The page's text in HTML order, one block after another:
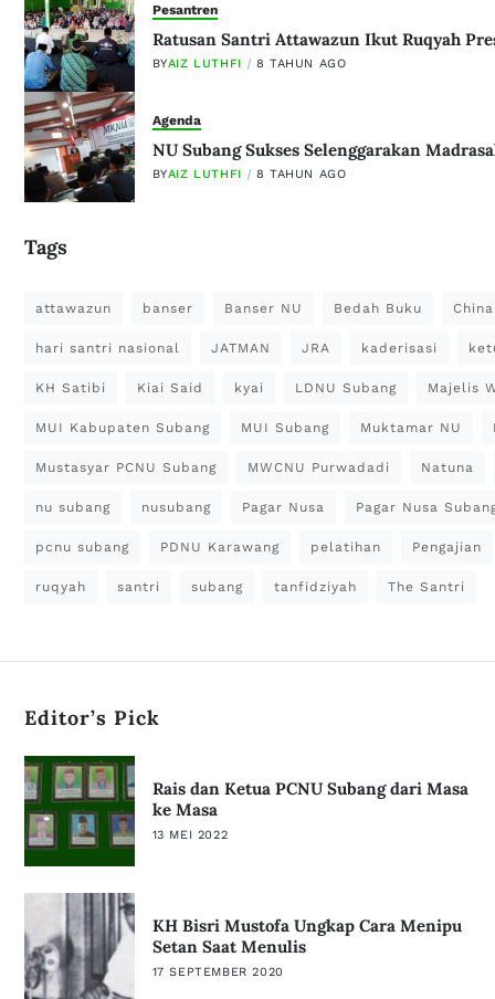
Pesantren
Ratusan Santri Attawazun Ikut Ruqyah
BYAIZ LUTHFI 8 TAHUN AGO
Agenda
NU Subang Sukses Selenggarakan
BYAIZ LUTHFI 8 TAHUN AGO
Tags
attawazun banser Banser NU Bedah Buku China
hari santri nasional JATMAN JRA kaderisasi
KH Satibi Kiai Said kyai LDNU Subang Majelis
MUI Kabupaten Subang MUI Subang Muktamar NU
Mustasyar PCNU Subang MWCNU Purwadadi Natuna
nu subang nusubang Pagar Nusa Pagar Nusa
pcnu subang PDNU Karawang pelatihan Pengajian
ruqyah santri subang tanfidziyah The Santri
Editor’s Pick
Rais dan Ketua PCNU Subang dari Masa
ke Masa
13 MEI 2022
KH Bisri Mustofa Ungkap Cara Menipu
Setan Saat Menulis
17 SEPTEMBER 2020